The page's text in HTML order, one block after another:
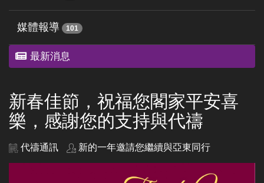
媒體報導 101
最新消息
新春佳節，祝福您閣家平安喜
樂，感謝您的支持與代禱
代禱通訊 新的一年邀請您繼續與亞東同行